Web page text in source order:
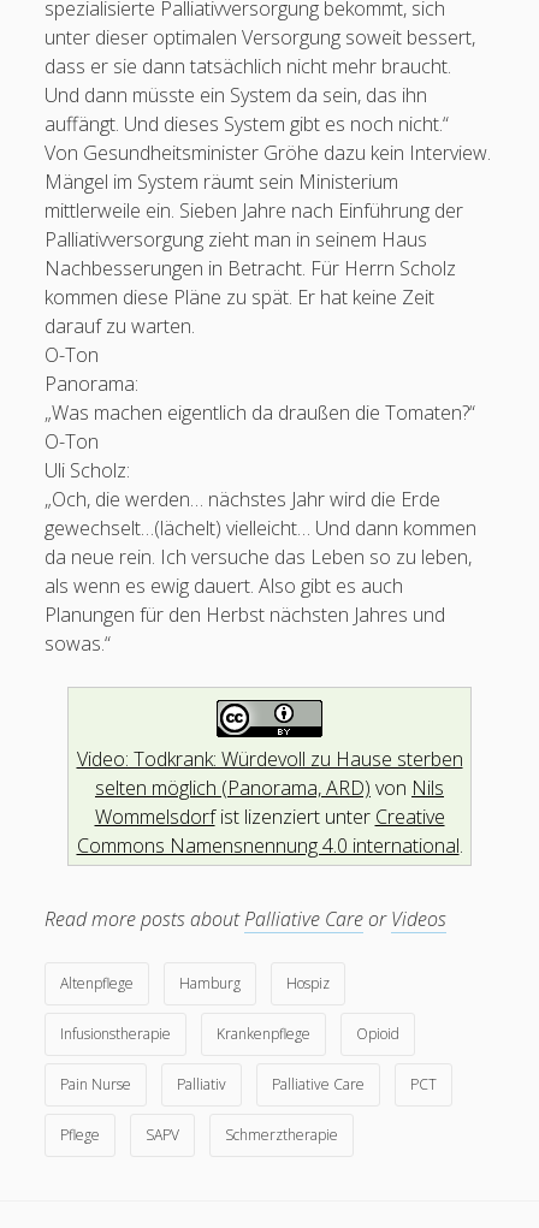
spezialisierte Palliativversorgung bekommt, sich
unter dieser optimalen Versorgung soweit bessert,
dass er sie dann tatsächlich nicht mehr braucht.
Und dann müsste ein System da sein, das ihn
auffängt. Und dieses System gibt es noch nicht.“
Von Gesundheitsminister Gröhe dazu kein Interview.
Mängel im System räumt sein Ministerium
mittlerweile ein. Sieben Jahre nach Einführung der
Palliativversorgung zieht man in seinem Haus
Nachbesserungen in Betracht. Für Herrn Scholz
kommen diese Pläne zu spät. Er hat keine Zeit
darauf zu warten.
O-Ton
Panorama:
„Was machen eigentlich da draußen die Tomaten?“
O-Ton
Uli Scholz:
„Och, die werden… nächstes Jahr wird die Erde
gewechselt…(lächelt) vielleicht… Und dann kommen
da neue rein. Ich versuche das Leben so zu leben,
als wenn es ewig dauert. Also gibt es auch
Planungen für den Herbst nächsten Jahres und
sowas.“
Video: Todkrank: Würdevoll zu Hause sterben
selten möglich (Panorama, ARD) von Nils
Wommelsdorfist lizenziert unter Creative
Commons Namensnennung 4.0 international.
Read more posts aboutPalliative CareorVideos
Altenpflege Hamburg Hospiz
Infusionstherapie Krankenpflege Opioid
Pain Nurse Palliativ Palliative Care PCT
Pflege SAPV Schmerztherapie